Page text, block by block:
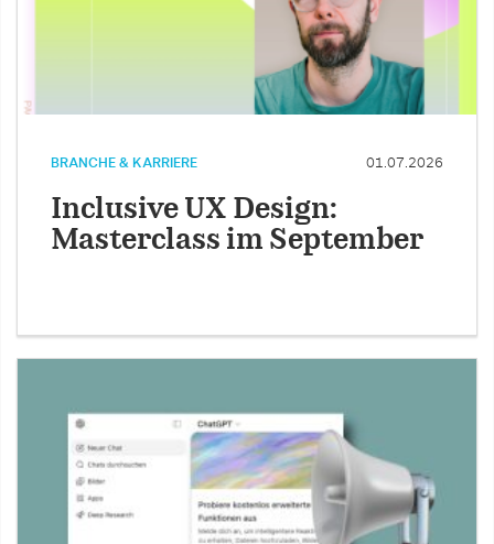
BRANCHE & KARRIERE 01.07.2026
Inclusive UX Design:
Masterclass im September